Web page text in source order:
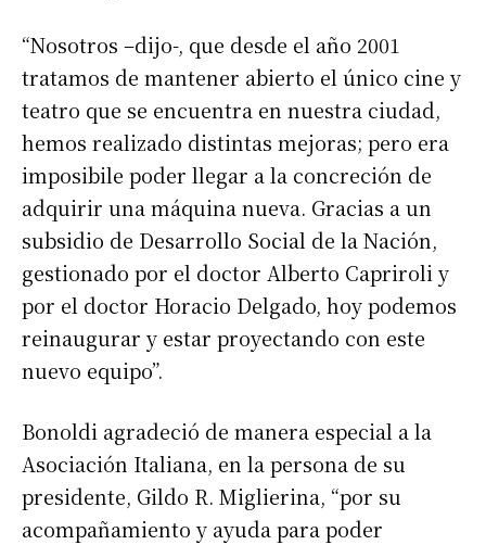
“Nosotros –dijo-, que desde el año 2001
tratamos de mantener abierto el único cine y
teatro que se encuentra en nuestra ciudad,
hemos realizado distintas mejoras; pero era
imposibile poder llegar a la concreción de
adquirir una máquina nueva. Gracias a un
subsidio de Desarrollo Social de la Nación,
gestionado por el doctor Alberto Capriroli y
por el doctor Horacio Delgado, hoy podemos
reinaugurar y estar proyectando con este
nuevo equipo”.
Bonoldi agradeció de manera especial a la
Asociación Italiana, en la persona de su
presidente, Gildo R. Miglierina, “por su
acompañamiento y ayuda para poder